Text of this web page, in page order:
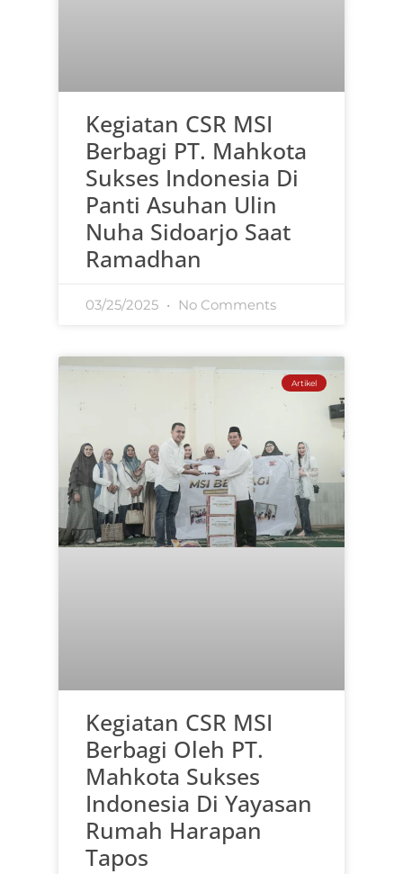
Kegiatan CSR MSI
Berbagi PT. Mahkota
Sukses Indonesia Di
Panti Asuhan Ulin
Nuha Sidoarjo Saat
Ramadhan
03/25/2025 No Comments
Artikel
Kegiatan CSR MSI
Berbagi Oleh PT.
Mahkota Sukses
Indonesia Di Yayasan
Rumah Harapan
Tapos